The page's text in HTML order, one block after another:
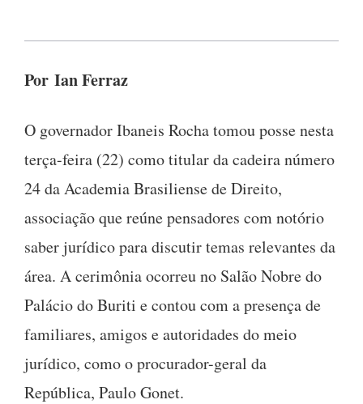
Por Ian Ferraz
O governador Ibaneis Rocha tomou posse nesta
terça-feira (22) como titular da cadeira número
24 da Academia Brasiliense de Direito,
associação que reúne pensadores com notório
saber jurídico para discutir temas relevantes da
área. A cerimônia ocorreu no Salão Nobre do
Palácio do Buriti e contou com a presença de
familiares, amigos e autoridades do meio
jurídico, como o procurador-geral da
República, Paulo Gonet.